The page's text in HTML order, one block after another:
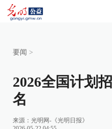
要闻 >
2026全国计划
名
来源： 光明网-《光明日报》